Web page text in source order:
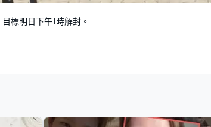
標明日下午1時解封。